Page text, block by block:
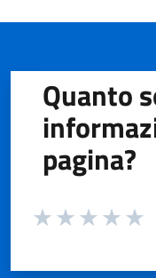
Quanto
pagina?
Valuta da 1 a 5 stelle